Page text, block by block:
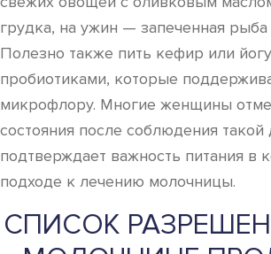
грудка, на ужин — запеченная рыба
Полезно также пить кефир или
пробиотиками, которые
микрофлору. Многие женщины
состояния после соблюдения такой
подтверждает важность питания в
подходе к лечению молочницы.
СПИСОК